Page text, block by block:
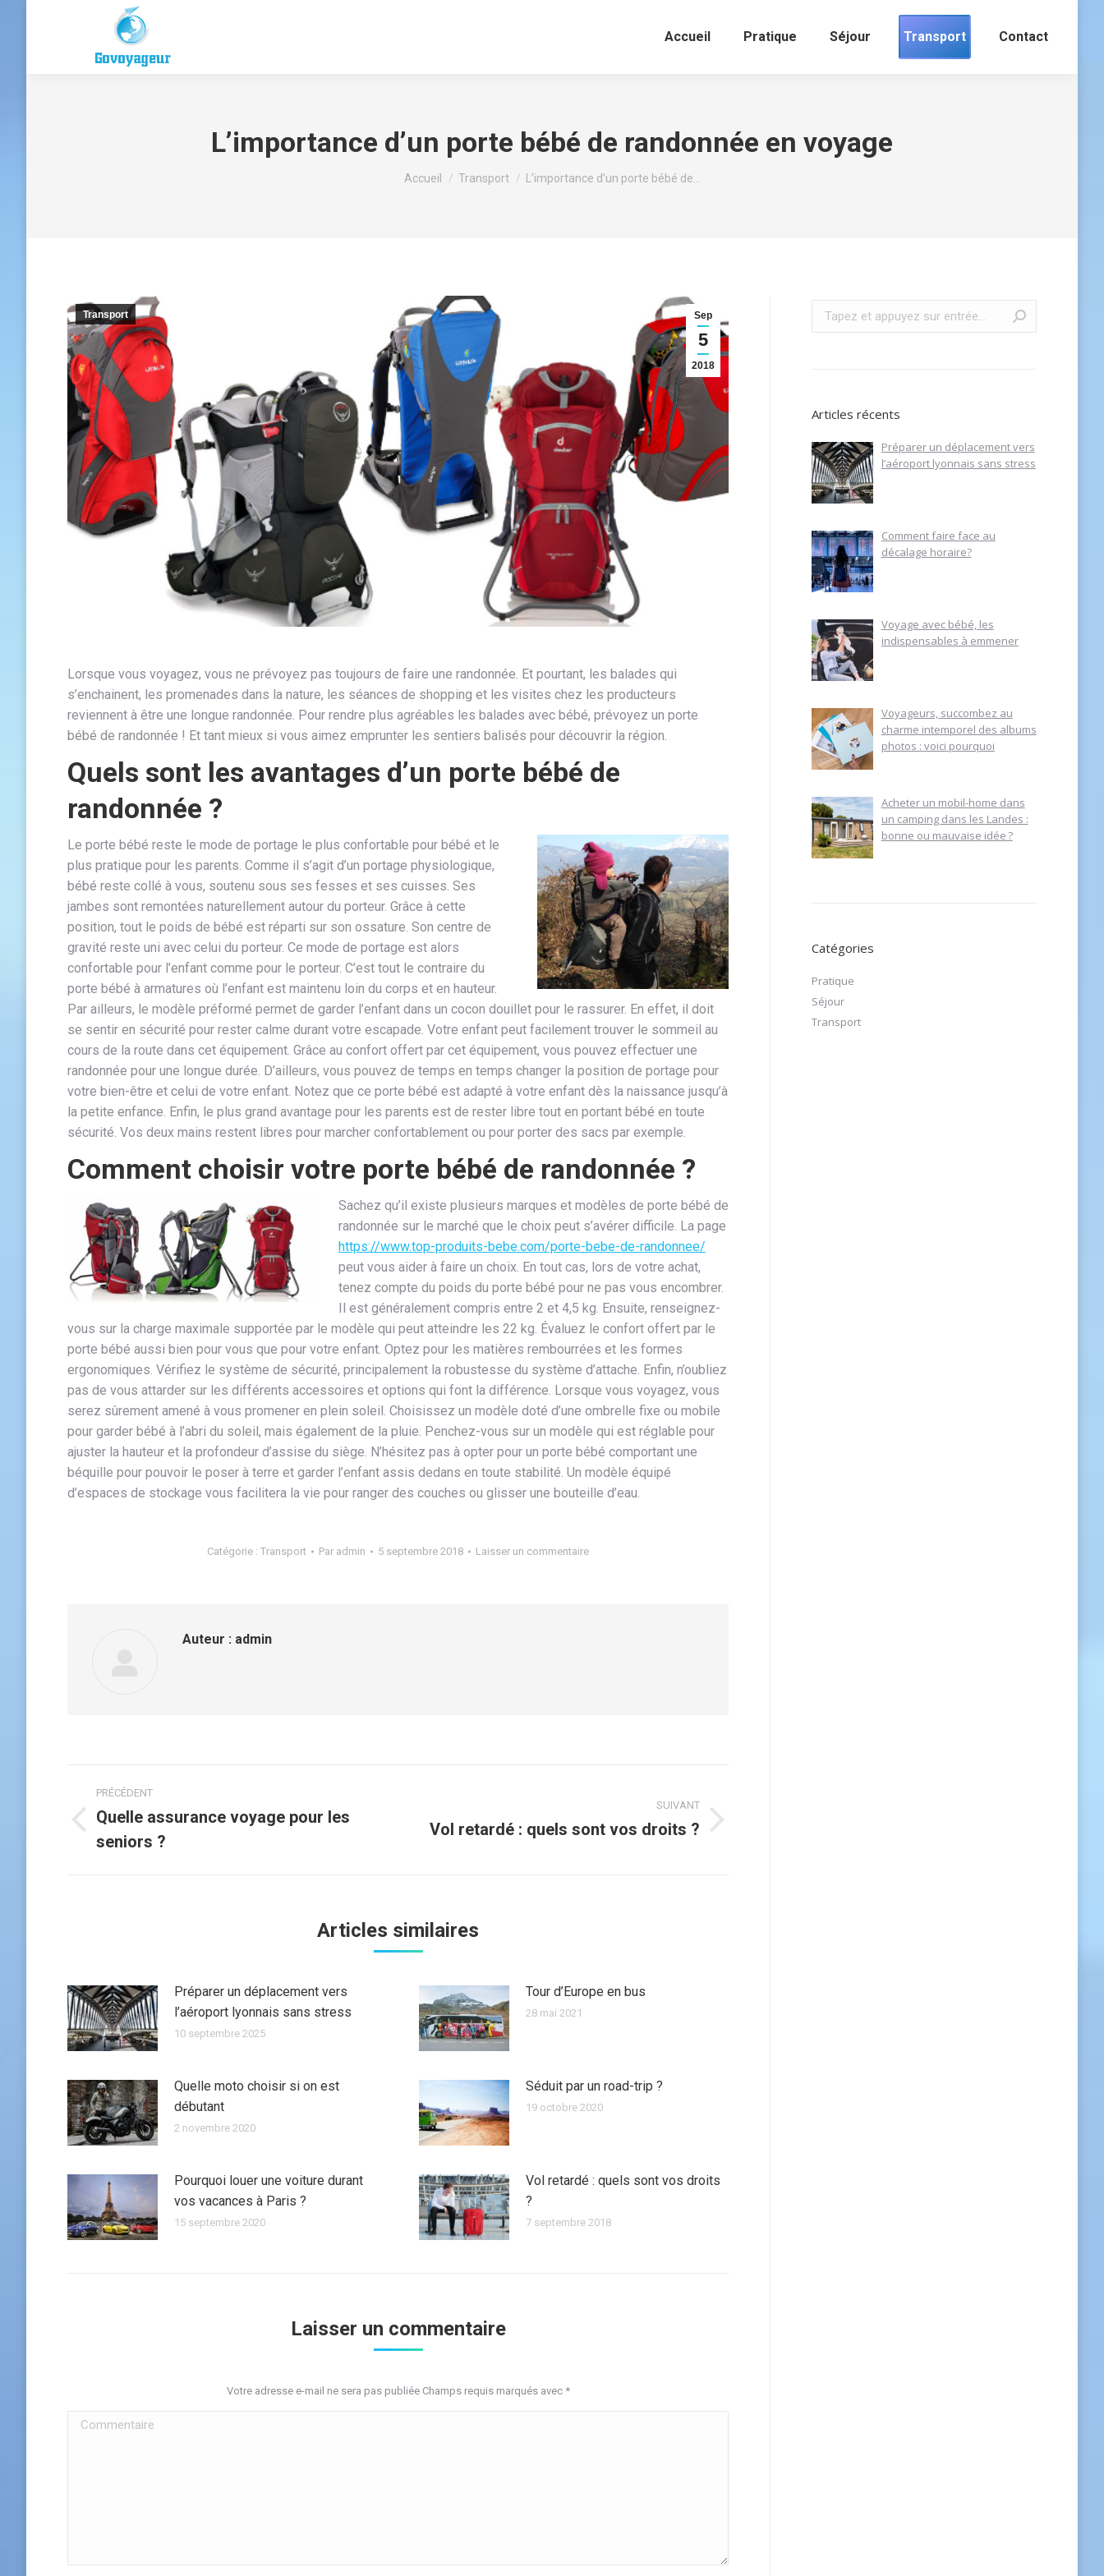
Accueil Pratique Séjour Transport Contact
L’importance d’un porte bébé de randonnée en voyage
Vous êtes ici :
Accueil Transport L’importance d’un porte bébé de…
Sep
5
2018
Transport
Lorsque vous voyagez, vous ne prévoyez pas toujours de faire une randonnée. Et pourtant, les balades qui
s’enchainent, les promenades dans la nature, les séances de shopping et les visites chez les producteurs
reviennent à être une longue randonnée. Pour rendre plus agréables les balades avec bébé, prévoyez un porte
bébé de randonnée ! Et tant mieux si vous aimez emprunter les sentiers balisés pour découvrir la région.
Quels sont les avantages d’un porte bébé de
randonnée ?
Le porte bébé reste le mode de portage le plus confortable pour bébé et le
plus pratique pour les parents. Comme il s’agit d’un portage physiologique,
bébé reste collé à vous, soutenu sous ses fesses et ses cuisses. Ses
jambes sont remontées naturellement autour du porteur. Grâce à cette
position, tout le poids de bébé est réparti sur son ossature. Son centre de
gravité reste uni avec celui du porteur. Ce mode de portage est alors
confortable pour l’enfant comme pour le porteur. C’est tout le contraire du
porte bébé à armatures où l’enfant est maintenu loin du corps et en hauteur.
Par ailleurs, le modèle préformé permet de garder l’enfant dans un cocon douillet pour le rassurer. En effet, il doit
se sentir en sécurité pour rester calme durant votre escapade. Votre enfant peut facilement trouver le sommeil au
cours de la route dans cet équipement. Grâce au confort offert par cet équipement, vous pouvez effectuer une
randonnée pour une longue durée. D’ailleurs, vous pouvez de temps en temps changer la position de portage pour
votre bien-être et celui de votre enfant. Notez que ce porte bébé est adapté à votre enfant dès la naissance jusqu’à
la petite enfance. Enfin, le plus grand avantage pour les parents est de rester libre tout en portant bébé en toute
sécurité. Vos deux mains restent libres pour marcher confortablement ou pour porter des sacs par exemple.
Comment choisir votre porte bébé de randonnée ?
Sachez qu’il existe plusieurs marques et modèles de porte bébé de
randonnée sur le marché que le choix peut s’avérer difficile. La page
https://www.top-produits-bebe.com/porte-bebe-de-randonnee/
peut vous aider à faire un choix. En tout cas, lors de votre achat,
tenez compte du poids du porte bébé pour ne pas vous encombrer.
Il est généralement compris entre 2 et 4,5 kg. Ensuite, renseignez-
vous sur la charge maximale supportée par le modèle qui peut atteindre les 22 kg. Évaluez le confort offert par le
porte bébé aussi bien pour vous que pour votre enfant. Optez pour les matières rembourrées et les formes
ergonomiques. Vérifiez le système de sécurité, principalement la robustesse du système d’attache. Enfin, n’oubliez
pas de vous attarder sur les différents accessoires et options qui font la différence. Lorsque vous voyagez, vous
serez sûrement amené à vous promener en plein soleil. Choisissez un modèle doté d’une ombrelle fixe ou mobile
pour garder bébé à l’abri du soleil, mais également de la pluie. Penchez-vous sur un modèle qui est réglable pour
ajuster la hauteur et la profondeur d’assise du siège. N’hésitez pas à opter pour un porte bébé comportant une
béquille pour pouvoir le poser à terre et garder l’enfant assis dedans en toute stabilité. Un modèle équipé
d’espaces de stockage vous facilitera la vie pour ranger des couches ou glisser une bouteille d’eau.
Catégorie : Transport Par admin 5 septembre 2018 Laisser un commentaire
Auteur : admin
Navigation
article
PRÉCÉDENT
Article
précédent
Quelle assurance voyage pour les
seniors ?
SUIVANT
Article
Vol retardé : quels sont vos droits ?
Articles similaires
Préparer un déplacement vers
l’aéroport lyonnais sans stress
10 septembre 2025
Tour d’Europe en bus
28 mai 2021
Quelle moto choisir si on est
débutant
2 novembre 2020
Séduit par un road-trip ?
19 octobre 2020
Pourquoi louer une voiture durant
vos vacances à Paris ?
15 septembre 2020
Vol retardé : quels sont vos droits
?
7 septembre 2018
Laisser un commentaire
Votre adresse e-mail ne sera pas publiée Champs requis marqués avec *
Commentaire
Articles récents
Préparer un déplacement vers
l’aéroport lyonnais sans stress
Comment faire face au
décalage horaire?
Voyage avec bébé, les
indispensables à emmener
Voyageurs, succombez au
charme intemporel des albums
photos : voici pourquoi
Acheter un mobil-home dans
un camping dans les Landes :
bonne ou mauvaise idée ?
Catégories
Pratique
Séjour
Transport